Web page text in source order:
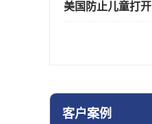
美国防止儿童打开
客户案例